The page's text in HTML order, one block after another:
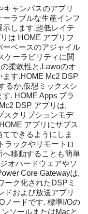
キャンパスのアプリ
ラブルな生産インフ
します.超低レイテ
は HOME アプリフ
ーベースのアジャイル
ケーラビリティに関
柔軟性と,Lawoのオ
す.HOME Mc2 DSP
るか,仮想ミックスシ
. HOME Apps プラ
DSP アプリは,
スクリプションモデ
アプリにサブス
できるようにしま
ラックやリモートロ
移動することも簡単
オハードウェアやソ
Core Gatewayは,
ーク化されたDSPミ
ドおよび放送アプリ
ノードです. 標準I/Oの
ソールまたはMacと